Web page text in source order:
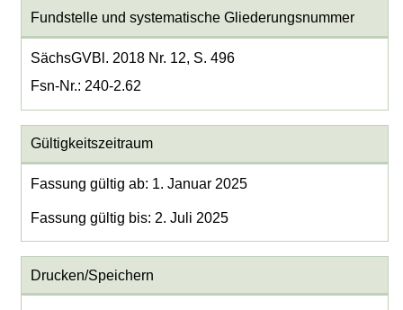
Fundstelle und systematische Gliederungsnummer
SächsGVBl. 2018 Nr. 12, S. 496
Fsn-Nr.: 240-2.62
Gültigkeitszeitraum
Fassung gültig ab: 1. Januar 2025
Fassung gültig bis: 2. Juli 2025
Drucken/Speichern